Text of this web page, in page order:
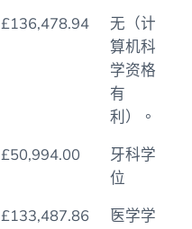
£136,478.94
无（计
算机科
学资格
有
利）。
£50,994.00
牙科学
位
£133,487.86
医学学